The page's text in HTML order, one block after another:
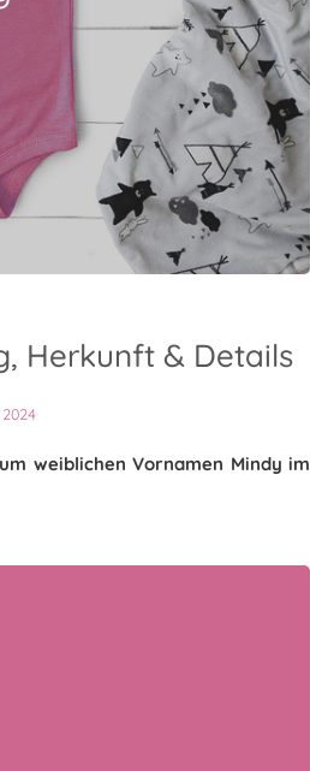
Herkunft & Details
weiblichen Vornamen Mindy im